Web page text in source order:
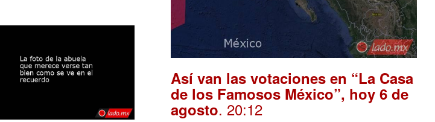
Así van las votaciones en “La Casa
de los Famosos México”, hoy 6 de
agosto. 20:12